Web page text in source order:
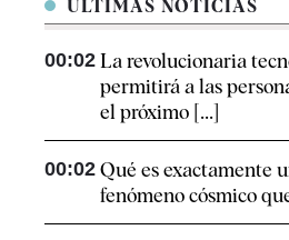
ÚLTIMAS NOTICIAS
00:02 La revolucionaria
permitirá a las
el próximo [...]
00:02 Qué es exactamente
fenómeno cósmico